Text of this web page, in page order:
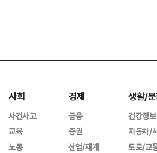
사회
사건사고
교육
노동
경제
금융
증권
산업/재계
생활/
건강정보
자동차/
도로/교